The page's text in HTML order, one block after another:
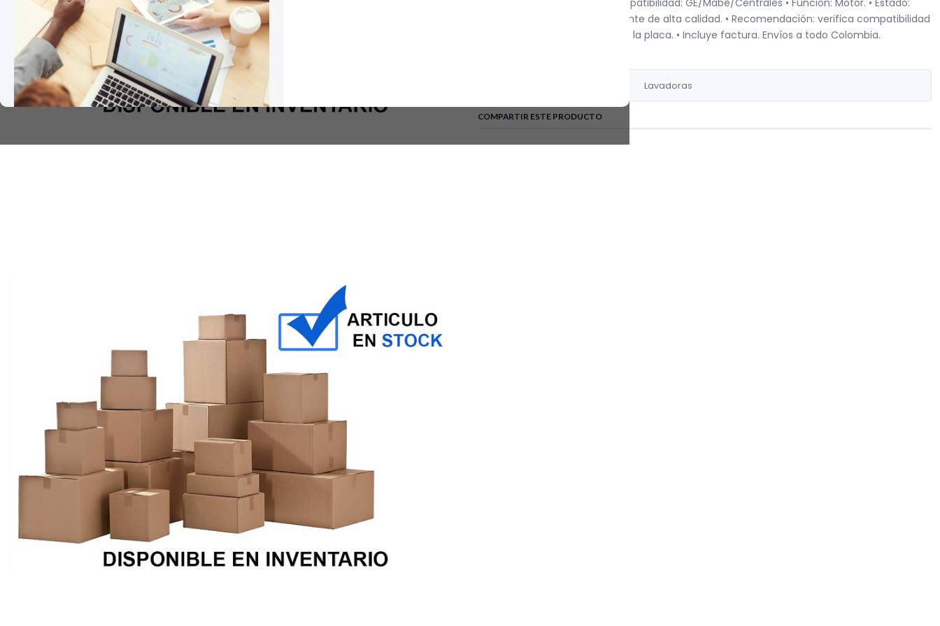
SKU: WW01F01958 • Marca/Compatibilidad: GE/Mabe/Centrales • Función: Motor. • Estado:
nuevo, original/OEM o equivalente de alta calidad. • Recomendación: verifica compatibilidad
por modelo o envíanos foto de la placa. • Incluye factura. Envíos a todo Colombia.
Lavadoras
COMPARTIR ESTE PRODUCTO